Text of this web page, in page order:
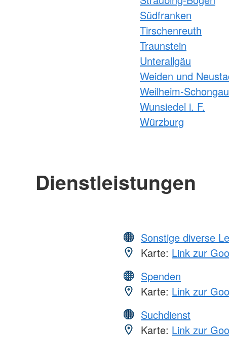
Südfranken
Tirschenreuth
Traunstein
Unterallgäu
Weiden und
Weilheim-Schongau
Wunsiedel i. F.
Würzburg
Dienstleistungen
Sonstige diverse
Karte: Link zur
Spenden
Karte: Link zur
Suchdienst
Karte: Link zur